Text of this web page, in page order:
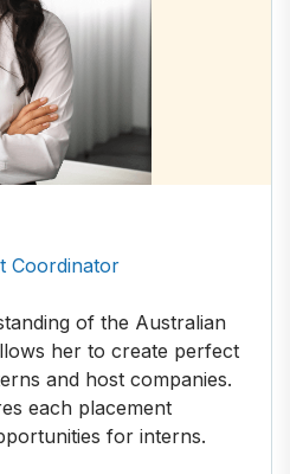
Coordinator
of the Australian
her to create perfect
and host companies.
each placement
for interns.